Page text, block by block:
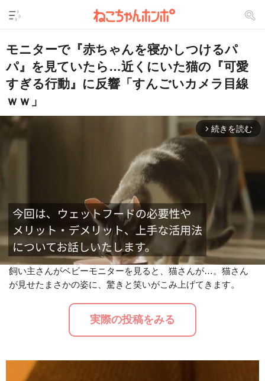
モニターで『赤ちゃんを寝かしつけるパ
パ』を見ていたら…近くにいた猫の『可愛
すぎる行動』に反響「すんごいカメラ目線
ｗｗ」
arrow_forward_ios 続きを読む
飼い主さんがベビーモニターを見ると、猫さんが…。猫さん
が見せたまさかの姿に、驚きと笑いがこみ上げてきます。
実際の投稿をみる